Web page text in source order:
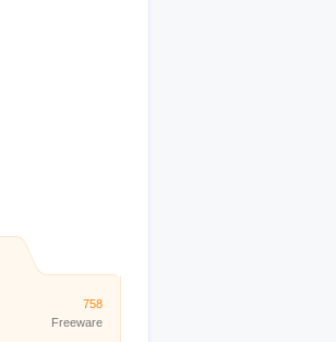
758
Freeware